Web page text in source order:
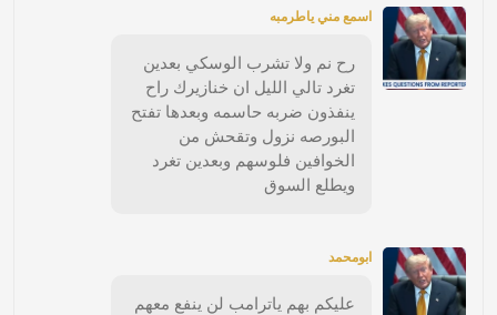
اسمع مني ياطرمبه
رح نم ولا تشرب الوسكي بعدين
تغرد تالي الليل ان خنازيرك راح
ينفذون ضربه حاسمه وبعدها تفتح
البورصه نزول وتقحش من
الخوافين فلوسهم وبعدين تغرد
ويطلع السوق
ابومحمد
عليكم بهم ياترامب لن ينفع معهم